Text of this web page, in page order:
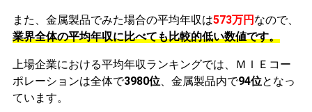
また、金属製品でみた場合の平均年収は573万円 なので、
業界全体の平均年収に比べても比較的低い数値です。
上場企業における平均年収ランキングでは、ＭＩＥコー
ポレーションは全体で3980位、金属製品内で94位となっ
ています。